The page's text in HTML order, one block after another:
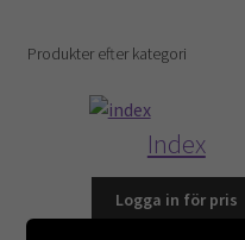
Integritetspolicy
Returpolicy
Varukorg
Produkter efter kategori
Index
Logga in för pris